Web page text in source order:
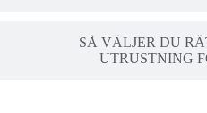
SÅ VÄLJER DU
UTRUSTNING